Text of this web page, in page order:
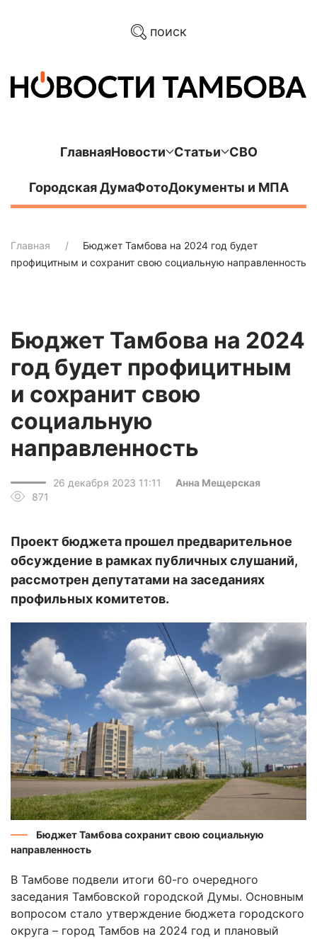
поиск
ГлавнаяНовости Статьи СВО
Городская ДумаФотоДокументы и МПА
Главная
Бюджет Тамбова на 2024 год будет
профицитным и сохранит свою социальную направленность
Бюджет Тамбова на 2024
год будет профицитным
и сохранит свою
социальную
направленность
26 декабря 2023 11:11
Анна Мещерская
871
Проект бюджета прошел предварительное
обсуждение в рамках публичных слушаний,
рассмотрен депутатами на заседаниях
профильных комитетов.
Бюджет Тамбова сохранит свою социальную
направленность
В Тамбове подвели итоги 60-го очередного
заседания Тамбовской городской Думы. Основным
вопросом стало утверждение бюджета городского
округа – город Тамбов на 2024 год и плановый